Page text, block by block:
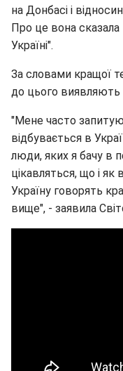
на Донбасі і
Про це вона
Україні".
За словами кращої
до цього виявляють
"Мене часто
відбувається в
люди, яких я бачу в
цікавляться, що і як
Україну говорять
вище", - заявила